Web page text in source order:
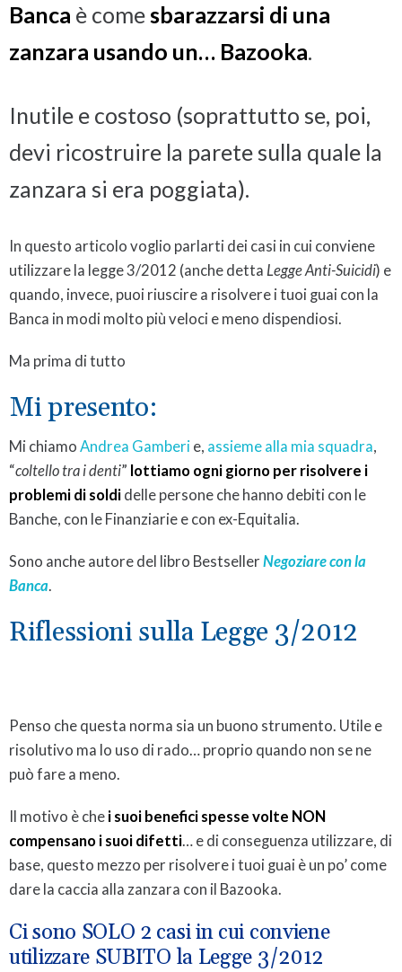
Banca è comesbarazzarsi di una
zanzara usando un… Bazooka.
Inutile e costoso (soprattutto se, poi,
devi ricostruire la parete sulla quale la
zanzara si era poggiata).
In questo articolo voglio parlarti dei casi in cui conviene
utilizzare la legge 3/2012 (anche detta Legge Anti-Suicidi) e
quando, invece, puoi riuscire a risolvere i tuoi guai con la
Banca in modi molto più veloci e meno dispendiosi.
Ma prima di tutto
Mi presento:
Mi chiamo Andrea Gamberi e, assieme alla mia squadra,
“coltello tra i denti” lottiamo ogni giorno per risolvere i
problemi di soldi delle persone che hanno debiti con le
Banche, con le Finanziarie e con ex-Equitalia.
Sono anche autore del libro Bestseller Negoziare con la
Banca.
Riflessioni sulla Legge 3/2012
Penso che questa norma sia un buono strumento. Utile e
risolutivo ma lo uso di rado… proprio quando non se ne
può fare a meno.
Il motivo è che i suoi benefici spesse volte NON
compensano i suoi difetti… e di conseguenza utilizzare, di
base, questo mezzo per risolvere i tuoi guai è un po’ come
dare la caccia alla zanzara con il Bazooka.
Ci sono SOLO 2 casi in cui conviene
utilizzare SUBITO la Legge 3/2012